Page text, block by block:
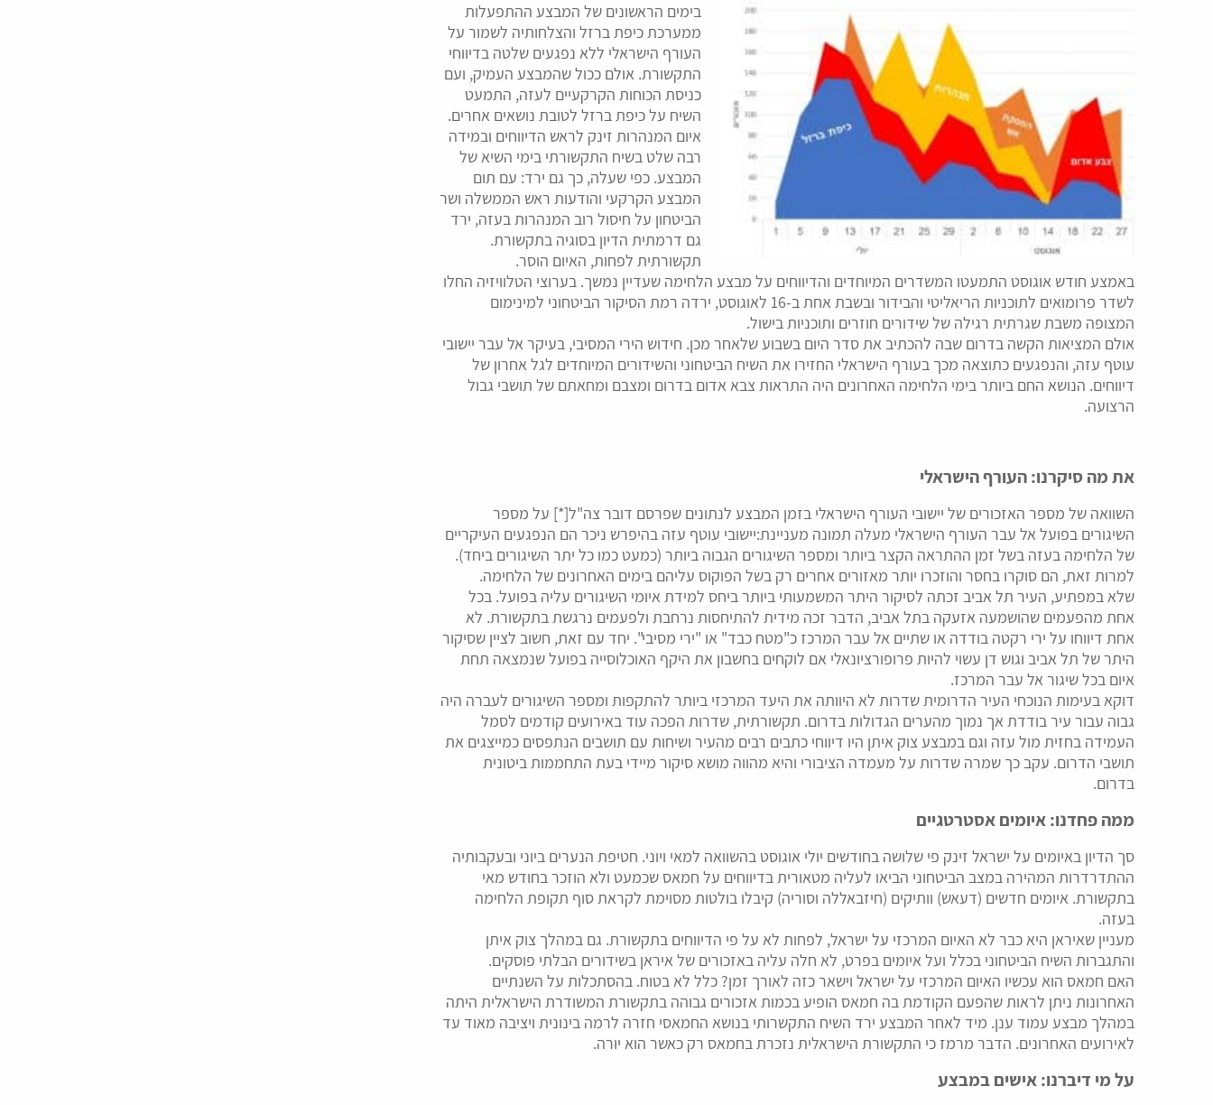
בימים הראשונים של המבצע ההתפעלות
ממערכת כיפת ברזל והצלחותיה לשמור על
העורף הישראלי ללא נפגעים שלטה בדיווחי
התקשורת. אולם ככול שהמבצע העמיק, ועם
כניסת הכוחות הקרקעיים לעזה, התמעט
השיח על כיפת ברזל לטובת נושאים אחרים.
איום המנהרות זינק לראש הדיווחים ובמידה
רבה שלט בשיח התקשורתי בימי השיא של
המבצע. כפי שעלה, כך גם ירד: עם תום
המבצע הקרקעי והודעות ראש הממשלה ושר
הביטחון על חיסול רוב המנהרות בעזה, ירד
גם דרמתית הדיון בסוגיה בתקשורת.
תקשורתית לפחות, האיום הוסר.
באמצע חודש אוגוסט התמעטו המשדרים המיוחדים והדיווחים על מבצע הלחימה שעדיין נמשך. בערוצי הטלוויזיה החלו
לשדר פרומואים לתוכניות הריאליטי והבידור ובשבת אחת ב-16 לאוגוסט, ירדה רמת הסיקור הביטחוני למינימום
המצופה משבת שגרתית רגילה של שידורים חוזרים ותוכניות בישול.
אולם המציאות הקשה בדרום שבה להכתיב את סדר היום בשבוע שלאחר מכן. חידוש הירי המסיבי, בעיקר אל עבר יישובי
עוטף עזה, והנפגעים כתוצאה מכך בעורף הישראלי החזירו את השיח הביטחוני והשידורים המיוחדים לגל אחרון של
דיווחים. הנושא החם ביותר בימי הלחימה האחרונים היה התראות צבא אדום בדרום ומצבם ומחאתם של תושבי גבול
הרצועה.
את מה סיקרנו: העורף הישראלי
השוואה של מספר האזכורים של יישובי העורף הישראלי בזמן המבצע לנתונים שפרסם דובר צה"ל[*] על מספר
השיגורים בפועל אל עבר העורף הישראלי מעלה תמונה מעניינת:יישובי עוטף עזה בהיפרש ניכר הם הנפגעים העיקריים
של הלחימה בעזה בשל זמן ההתראה הקצר ביותר ומספר השיגורים הגבוה ביותר (כמעט כמו כל יתר השיגורים ביחד).
למרות זאת, הם סוקרו בחסר והוזכרו יותר מאזורים אחרים רק בשל הפוקוס עליהם בימים האחרונים של הלחימה.
שלא במפתיע, העיר תל אביב זכתה לסיקור היתר המשמעותי ביותר ביחס למידת איומי השיגורים עליה בפועל. בכל
אחת מהפעמים שהושמעה אזעקה בתל אביב, הדבר זכה מידית להתיחסות נרחבת ולפעמים נרגשת בתקשורת. לא
אחת דיווחו על ירי רקטה בודדה או שתיים אל עבר המרכז כ"מטח כבד" או "ירי מסיבי". יחד עם זאת, חשוב לציין שסיקור
היתר של תל אביב וגוש דן עשוי להיות פרופורציונאלי אם לוקחים בחשבון את היקף האוכלוסייה בפועל שנמצאה תחת
איום בכל שיגור אל עבר המרכז.
דוקא בעימות הנוכחי העיר הדרומית שדרות לא היוותה את היעד המרכזי ביותר להתקפות ומספר השיגורים לעברה היה
גבוה עבור עיר בודדת אך נמוך מהערים הגדולות בדרום. תקשורתית, שדרות הפכה עוד באירועים קודמים לסמל
העמידה בחזית מול עזה וגם במבצע צוק איתן היו דיווחי כתבים רבים מהעיר ושיחות עם תושבים הנתפסים כמייצגים את
תושבי הדרום. עקב כך שמרה שדרות על מעמדה הציבורי והיא מהווה מושא סיקור מיידי בעת התחממות ביטונית
בדרום.
ממה פחדנו: איומים אסטרטגיים
סך הדיון באיומים על ישראל זינק פי שלושה בחודשים יולי אוגוסט בהשוואה למאי ויוני. חטיפת הנערים ביוני ובעקבותיה
ההתדרדרות המהירה במצב הביטחוני הביאו לעליה מטאורית בדיווחים על חמאס שכמעט ולא הוזכר בחודש מאי
בתקשורת. איומים חדשים (דעאש) וותיקים (חיזבאללה וסוריה) קיבלו בולטות מסוימת לקראת סוף תקופת הלחימה
בעזה.
מעניין שאיראן היא כבר לא האיום המרכזי על ישראל, לפחות לא על פי הדיווחים בתקשורת. גם במהלך צוק איתן
והתגברות השיח הביטחוני בכלל ועל איומים בפרט, לא חלה עליה באזכורים של איראן בשידורים הבלתי פוסקים.
האם חמאס הוא עכשיו האיום המרכזי על ישראל וישאר כזה לאורך זמן? כלל לא בטוח. בהסתכלות על השנתיים
האחרונות ניתן לראות שהפעם הקודמת בה חמאס הופיע בכמות אזכורים גבוהה בתקשורת המשודרת הישראלית היתה
במהלך מבצע עמוד ענן. מיד לאחר המבצע ירד השיח התקשרותי בנושא החמאסי חזרה לרמה בינונית ויציבה מאוד עד
לאירועים האחרונים. הדבר מרמז כי התקשורת הישראלית נזכרת בחמאס רק כאשר הוא יורה.
על מי דיברנו: אישים במבצע